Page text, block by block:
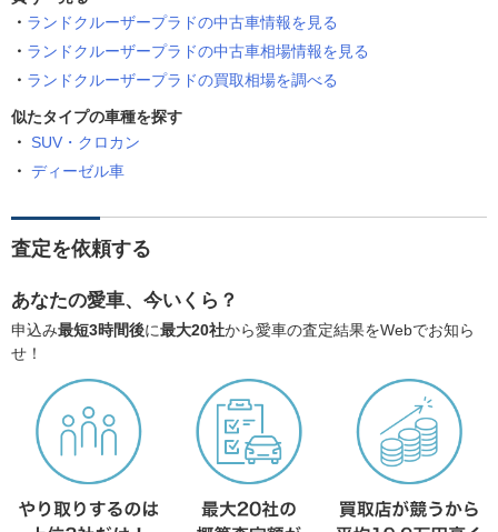
ランドクルーザープラドの中古車情報を見る
ランドクルーザープラドの中古車相場情報を見る
ランドクルーザープラドの買取相場を調べる
似たタイプの車種を探す
SUV・クロカン
ディーゼル車
査定を依頼する
あなたの愛車、今いくら？
申込み最短3時間後に最大20社から愛車の査定結果をWebでお知ら
せ！